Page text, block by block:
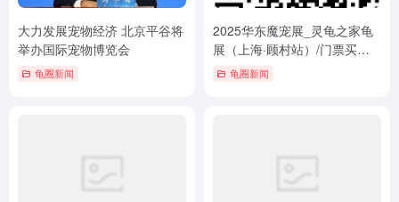
大力发展宠物经济 北京平谷将
举办国际宠物博览会
龟圈新闻
2025华东魔宠展_灵龟之家龟
展（上海·顾村站）/门票买票
方式，9月12-14日
龟圈新闻